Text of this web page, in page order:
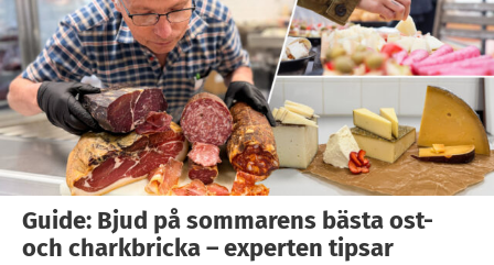
Guide: Bjud på sommarens bästa ost-
och charkbricka – experten tipsar